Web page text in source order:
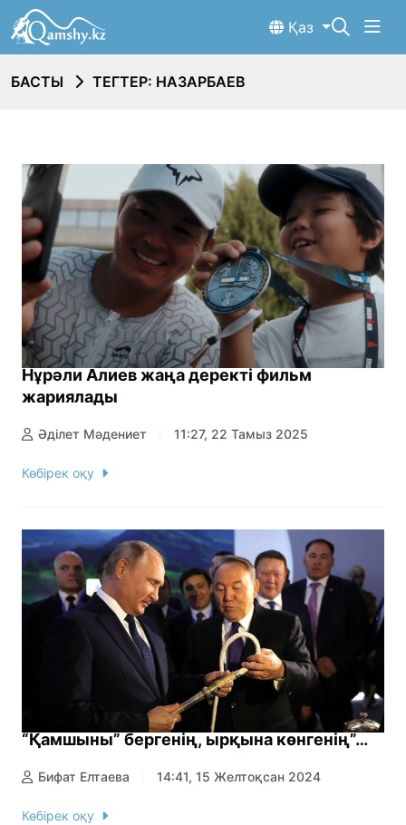
Қаз
БАСТЫ ТЕГТЕР: НАЗАРБАЕВ
Нұрәли Алиев жаңа деректі фильм
жариялады
Әділет Мәдениет 11:27, 22 Тамыз 2025
Көбірек оқу
“Қамшыны” бергенің, ырқына көнгенің”…
Бифат Елтаева 14:41, 15 Желтоқсан 2024
Көбірек оқу